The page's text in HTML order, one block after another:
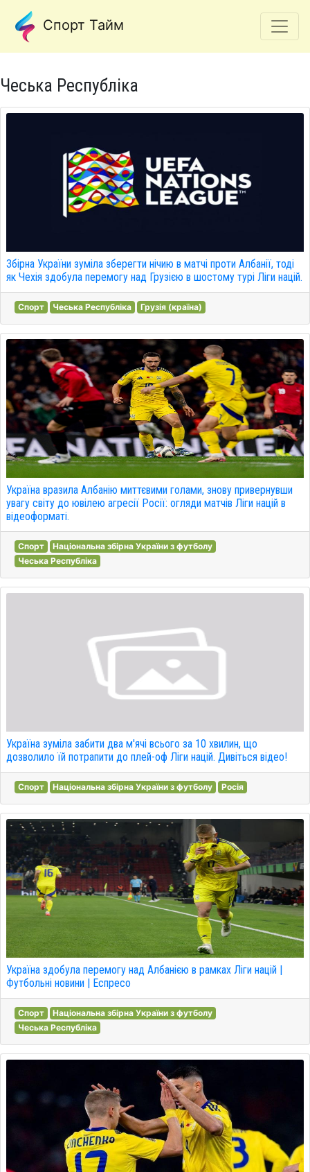
Спорт Тайм
Чеська Республіка
Збірна України зуміла зберегти нічию в матчі проти Албанії, тоді
як Чехія здобула перемогу над Грузією в шостому турі Ліги націй.
Спорт Чеська Республіка Грузія (країна)
Україна вразила Албанію миттєвими голами, знову привернувши
увагу світу до ювілею агресії Росії: огляди матчів Ліги націй в
відеоформаті.
Спорт
Національна збірна України з футболу
Чеська Республіка
Україна зуміла забити два м'ячі всього за 10 хвилин, що
дозволило їй потрапити до плей-оф Ліги націй. Дивіться відео!
Спорт Національна збірна України з футболу Росія
Україна здобула перемогу над Албанією в рамках Ліги націй |
Футбольні новини | Еспресо
Спорт
Національна збірна України з футболу
Чеська Республіка